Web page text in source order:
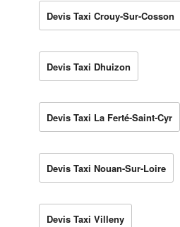
Devis Taxi Crouy-Sur-Cosson
Devis Taxi Dhuizon
Devis Taxi La Ferté-Saint-Cyr
Devis Taxi Nouan-Sur-Loire
Devis Taxi Villeny